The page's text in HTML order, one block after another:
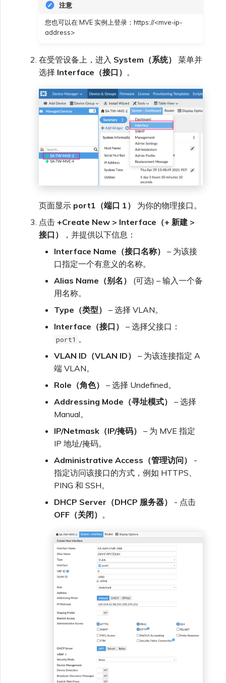
VMware SD-WAN
MVE 常见问题
更改 IX 配置
迁移 VXC 和 IX
关闭 VXC 和 IX
设置 OpenMetrics 服务监控
单点登录（SSO）常见问题
故障排查后续步骤
注意
您也可以在 MVE 实例上登录：https://<mve-ip-
address>
在受管设备上，进入 System（系统）
菜单并
选择 Interface（接口） 。
页面显示 port1（端口 1）
为你的物理接口。
点击 +Create New > Interface（+ 新建 >
接口）
，并提供以下信息：
Interface Name（接口名称）
– 为该接
口指定一个有意义的名称。
Alias Name（别名）
(可选) – 输入一个备
用名称。
Type（类型）
– 选择 VLAN。
Interface（接口）
– 选择父接口：
port1 。
VLAN ID（VLAN ID）
– 为该连接指定 A
端 VLAN。
Role（角色）
– 选择 Undefined。
Addressing Mode（寻址模式）
– 选择
Manual。
IP/Netmask（IP/掩码）
– 为 MVE 指定
IP 地址/掩码。
Administrative Access（管理访问）
-
指定访问该接口的方式，例如 HTTPS、
PING 和 SSH。
DHCP Server（DHCP 服务器）
- 点击
OFF（关闭） 。